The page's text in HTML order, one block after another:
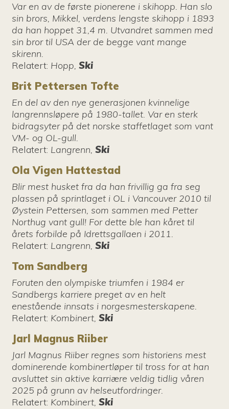
Var en av de første pionerene i skihopp. Han slo
sin brors, Mikkel, verdens lengste skihopp i 1893
da han hoppet 31,4 m. Utvandret sammen med
sin bror til USA der de begge vant mange
skirenn.
Relatert: Hopp,Ski
Brit Pettersen Tofte
En del av den nye generasjonen kvinnelige
langrennsløpere på 1980-tallet. Var en sterk
bidragsyter på det norske staffetlaget som vant
VM- og OL-gull.
Relatert: Langrenn,Ski
Ola Vigen Hattestad
Blir mest husket fra da han frivillig ga fra seg
plassen på sprintlaget i OL i Vancouver 2010 til
Øystein Pettersen, som sammen med Petter
Northug vant gull! For dette ble han kåret til
årets forbilde på Idrettsgallaen i 2011.
Relatert: Langrenn,Ski
Tom Sandberg
Foruten den olympiske triumfen i 1984 er
Sandbergs karriere preget av en helt
enestående innsats i norgesmesterskapene.
Relatert: Kombinert,Ski
Jarl Magnus Riiber
Jarl Magnus Riiber regnes som historiens mest
dominerende kombinertløper til tross for at han
avsluttet sin aktive karriære veldig tidlig våren
2025 på grunn av helseutfordringer.
Relatert: Kombinert,Ski